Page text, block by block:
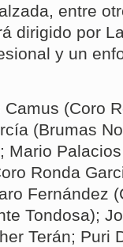
entre
dirigido por
y un
(Coro
(Brumas
Mario
Ronda
Fernández
Tondosa);
Terán; Puri